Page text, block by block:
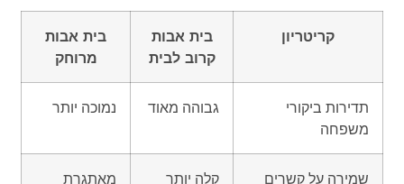
קריטריון
בית אבות
קרוב לבית
בית אבות
מרוחק
תדירות ביקורי
משפחה
גבוהה מאוד נמוכה יותר
שמירה על קשרים
קלה יותר
מאתגרת